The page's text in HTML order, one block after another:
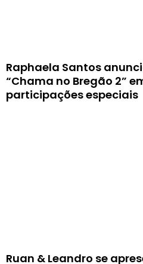
Raphaela Santos
“Chama no Bregão 2”
participações especiais
Ruan & Leandro se